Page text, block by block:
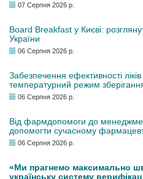
07 Серпня 2026 р.
Board Breakfast у Києві:
України
06 Серпня 2026 р.
Забезпечення ефективності
температурний режим
06 Серпня 2026 р.
Від фармдопомоги до
допомогти сучасному
06 Серпня 2026 р.
«Ми прагнемо максимально
українську систему